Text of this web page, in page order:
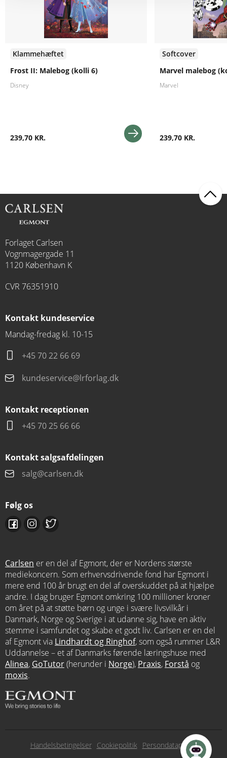
Klammehæftet
Frost II: Malebog (kolli 6)
Disney
239,70 KR.
Softcover
Marvel malebog
Marvel
239,70 KR.
Forlaget Carlsen
Vognmagergade 11
1120 København K
CVR 76351910
Kontakt kundeservice
Mandag-fredag kl. 10-15
+45 70 22 66 69
kundeservice@lrforlag.dk
Kontakt receptionen
+45 70 25 66 66
Kontakt salgsafdelingen
salg@carlsen.dk
Følg os
Carlsen er en del af Egmont, der er Nordens største
mediekoncern. Som erhvervsdrivende fond har Egmont i
mere end 100 år brugt en del af overskuddet på at hjælpe
andre. I dag bruger Egmont omkring 100 millioner kroner
om året på at støtte børn og unge i svære livsvilkår i
Danmark, Norge og Sverige i at udanne sig, have en aktiv
stemme i samfundet og skabe et godt liv. Carlsen er en del
af Egmont via Lindhardt og Ringhof, som også rummer L&R
Uddannelse – et af Danmarks førende læringshuse med
Alinea, GoTutor(herunder i Norge), Praxis, Forstå og
moxis.
Subfooter
Handelsbetingelser Cookiepolitik Persondatapolitik